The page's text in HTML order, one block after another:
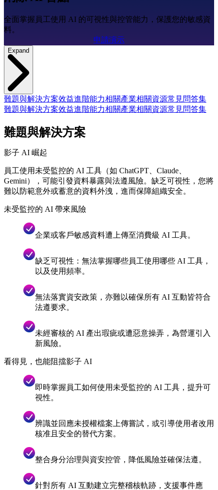
全面掌握員工使用 AI 的可視性與控管能力，保護您的敏感資
料。
申請演示
Expand
難題與解決方案效益進階能力相關產業相關資源常見問答集
難題與解決方案效益進階能力相關產業相關資源常見問答集
難題與解決方案
影子 AI 崛起
員工使用未受監控的 AI 工具（如 ChatGPT、Claude、
Gemini），可能引發資料暴露與法遵風險。缺乏可視性，您將
難以防範意外或蓄意的資料外洩，進而保障組織安全。
未受監控的 AI 帶來風險
企業或客戶敏感資料遭上傳至消費級 AI 工具。
缺乏可視性：無法掌握哪些員工使用哪些 AI 工具，
以及使用頻率。
無法落實資安政策，亦難以確保所有 AI 互動皆符合
法遵要求。
未經審核的 AI 產出瑕疵或遭惡意操弄，為營運引入
新風險。
看得見，也能阻擋影子 AI
即時掌握員工如何使用未受監控的 AI 工具，提升可
視性。
辨識並回應未授權檔案上傳嘗試，或引導使用者改用
核准且安全的替代方案。
整合身分治理與資安控管，降低風險並確保法遵。
針對所有 AI 互動建立完整稽核軌跡，支援事件應